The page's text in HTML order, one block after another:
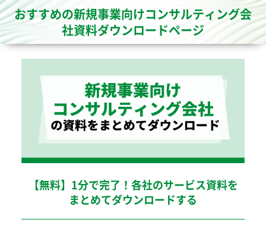
おすすめの新規事業向けコンサルティング会
社資料ダウンロードページ
【無料】1分で完了！各社のサービス資料を
まとめてダウンロードする